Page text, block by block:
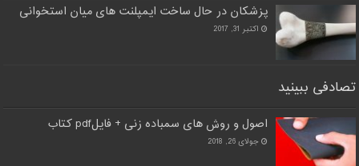
پزشکان در حال ساخت ایمپلنت های میان استخوانی
اکتبر 31, 2017
تصادفی ببینید
اصول و روش های سمباده زنی + فایلpdf کتاب
جولای 26, 2018